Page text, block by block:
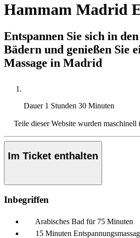
Hammam Madrid
Entspannen Sie sich in
Bädern und genießen Sie
Massage in Madrid
Dauer 1 Stunden 30 Minuten
Teile dieser Website wurden maschinell
Im Ticket enthalten
Inbegriffen
Arabisches Bad für 75 Minuten
15 Minuten